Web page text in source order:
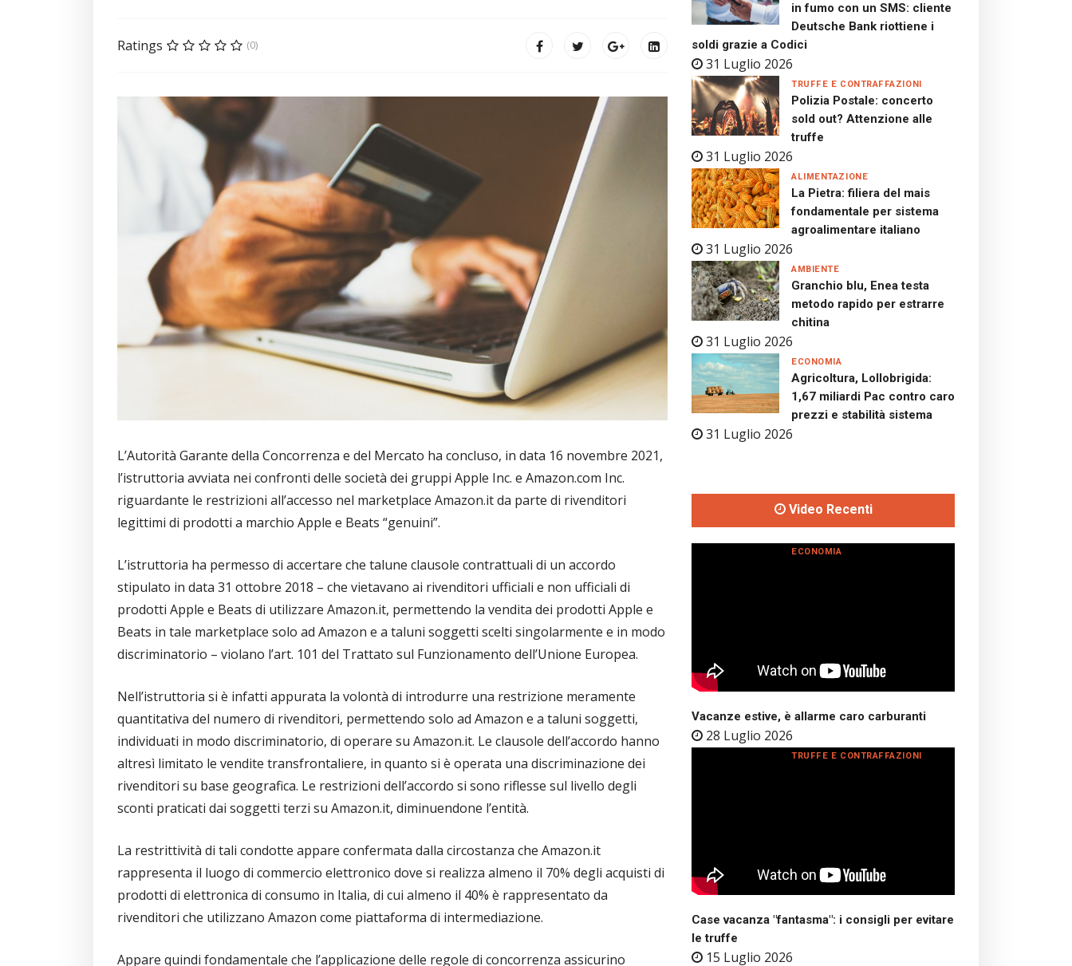
Ratings (0)
L’Autorità Garante della Concorrenza e del Mercato ha concluso, in data 16 novembre 2021,
l’istruttoria avviata nei confronti delle società dei gruppi Apple Inc. e Amazon.com Inc.
riguardante le restrizioni all’accesso nel marketplace Amazon.it da parte di rivenditori
legittimi di prodotti a marchio Apple e Beats “genuini”.
L’istruttoria ha permesso di accertare che talune clausole contrattuali di un accordo
stipulato in data 31 ottobre 2018 – che vietavano ai rivenditori ufficiali e non ufficiali di
prodotti Apple e Beats di utilizzare Amazon.it, permettendo la vendita dei prodotti Apple e
Beats in tale marketplace solo ad Amazon e a taluni soggetti scelti singolarmente e in modo
discriminatorio – violano l’art. 101 del Trattato sul Funzionamento dell’Unione Europea.
Nell’istruttoria si è infatti appurata la volontà di introdurre una restrizione meramente
quantitativa del numero di rivenditori, permettendo solo ad Amazon e a taluni soggetti,
individuati in modo discriminatorio, di operare su Amazon.it. Le clausole dell’accordo hanno
altresì limitato le vendite transfrontaliere, in quanto si è operata una discriminazione dei
rivenditori su base geografica. Le restrizioni dell’accordo si sono riflesse sul livello degli
sconti praticati dai soggetti terzi su Amazon.it, diminuendone l’entità.
La restrittività di tali condotte appare confermata dalla circostanza che Amazon.it
rappresenta il luogo di commercio elettronico dove si realizza almeno il 70% degli acquisti di
prodotti di elettronica di consumo in Italia, di cui almeno il 40% è rappresentato da
rivenditori che utilizzano Amazon come piattaforma di intermediazione.
Appare quindi fondamentale che l’applicazione delle regole di concorrenza assicurino
in fumo con un SMS: cliente
Deutsche Bank riottiene i
soldi grazie a Codici
31 Luglio 2026
Polizia Postale: concerto
sold out? Attenzione alle
truffe
31 Luglio 2026
TRUFFE E CONTRAFFAZIONI
La Pietra: filiera del mais
fondamentale per sistema
agroalimentare italiano
31 Luglio 2026
ALIMENTAZIONE
Granchio blu, Enea testa
metodo rapido per estrarre
chitina
31 Luglio 2026
AMBIENTE
Agricoltura, Lollobrigida:
1,67 miliardi Pac contro caro
prezzi e stabilità sistema
31 Luglio 2026
ECONOMIA
Video Recenti
Vacanze estive, è allarme caro carburanti
28 Luglio 2026
ECONOMIA
Case vacanza "fantasma": i consigli per evitare
le truffe
15 Luglio 2026
TRUFFE E CONTRAFFAZIONI